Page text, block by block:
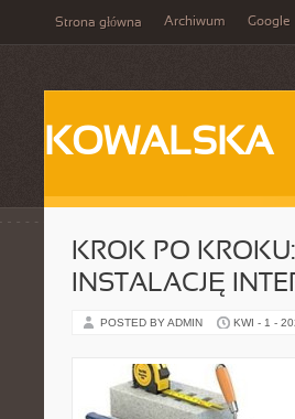
Strona główna Archiwum Google
KOWALSKA
KROK PO
INSTALACJĘ
POSTED BY ADMIN KWI - 1 -